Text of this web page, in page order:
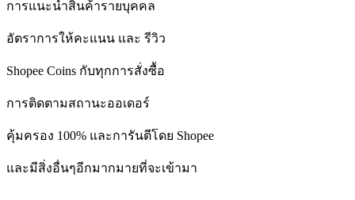
การแนะนำสินค้ารายบุคคล
อัตราการให้คะแนน และ รีวิว
Shopee Coins กับทุกการสั่งซื้อ
การติดตามสถานะออเดอร์
คุ้มครอง 100% และการันตีโดย Shopee
และมีสิ่งอื่นๆอีกมากมายที่จะเข้ามา